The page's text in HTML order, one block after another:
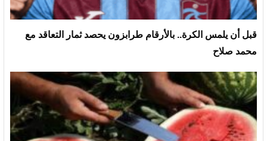
قبل أن يلمس الكرة.. بالأرقام طرابزون يحصد ثمار التعاقد مع
محمد صلاح